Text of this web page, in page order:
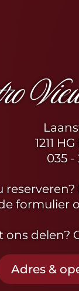
1211
035 -
formulier
delen?
Adres &